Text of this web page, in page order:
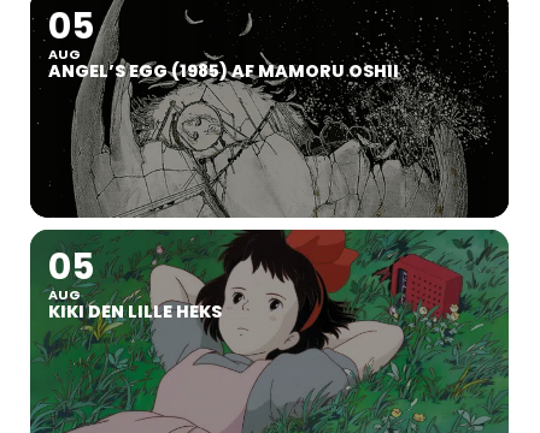
05
AUG
ANGEL’S EGG (1985) AF MAMORU OSHII
05
AUG
KIKI DEN LILLE HEKS